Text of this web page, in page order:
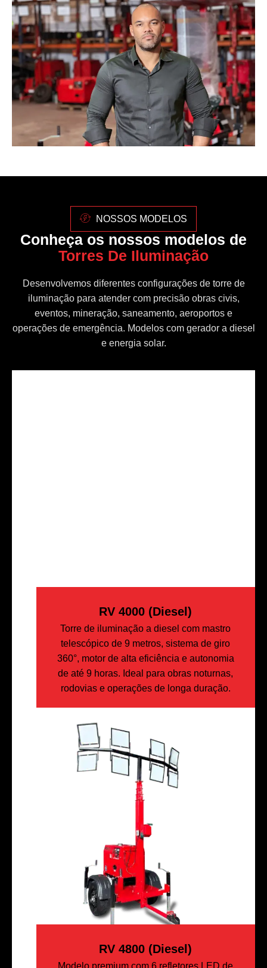
NOSSOS MODELOS
Conheça os nossos modelos de
Torres De Iluminação
Desenvolvemos diferentes configurações de torre de
iluminação para atender com precisão obras civis,
eventos, mineração, saneamento, aeroportos e
operações de emergência. Modelos com gerador a diesel
e energia solar.
RV 4000 (diesel)
Torre de iluminação a diesel com mastro
telescópico de 9 metros, sistema de giro
360°, motor de alta eficiência e autonomia
de até 9 horas. Ideal para obras noturnas,
rodovias e operações de longa duração.
RV 4800 (Diesel)
Modelo premium com 6 refletores LED de